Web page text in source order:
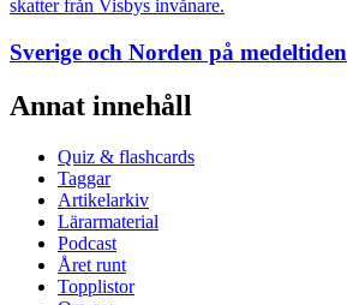
Sverige och Norden på medeltiden
Annat innehåll
Quiz & flashcards
Taggar
Artikelarkiv
Lärarmaterial
Podcast
Året runt
Topplistor